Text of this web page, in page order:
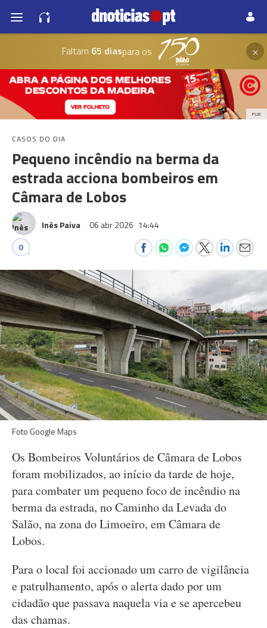
Faltam 65 diaspara os ×
PUB
CASOS DO DIA
Pequeno incêndio na berma da
estrada acciona bombeiros em
Câmara de Lobos
Inês Paiva 06 abr 2026 14:44
0
Foto Google Maps
Os Bombeiros Voluntários de Câmara de Lobos
foram mobilizados, ao início da tarde de hoje,
para combater um pequeno foco de incêndio na
berma da estrada, no Caminho da Levada do
Salão, na zona do Limoeiro, em Câmara de
Lobos.
Para o local foi accionado um carro de vigilância
e patrulhamento, após o alerta dado por um
cidadão que passava naquela via e se apercebeu
das chamas.